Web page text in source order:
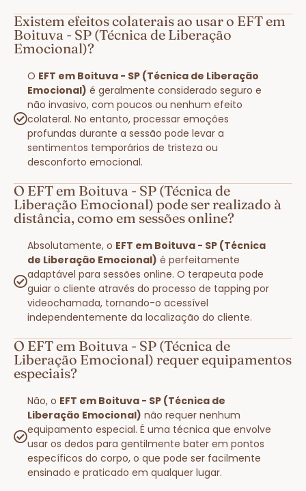
Existem efeitos colaterais ao usar o EFT em
Boituva - SP (Técnica de Liberação
Emocional)?
O EFT em Boituva - SP (Técnica de Liberação
Emocional) é geralmente considerado seguro e
não invasivo, com poucos ou nenhum efeito
colateral. No entanto, processar emoções
profundas durante a sessão pode levar a
sentimentos temporários de tristeza ou
desconforto emocional.
O EFT em Boituva - SP (Técnica de
Liberação Emocional) pode ser realizado à
distância, como em sessões online?
Absolutamente, o EFT em Boituva - SP (Técnica
de Liberação Emocional) é perfeitamente
adaptável para sessões online. O terapeuta pode
guiar o cliente através do processo de tapping por
videochamada, tornando-o acessível
independentemente da localização do cliente.
O EFT em Boituva - SP (Técnica de
Liberação Emocional) requer equipamentos
especiais?
Não, o EFT em Boituva - SP (Técnica de
Liberação Emocional) não requer nenhum
equipamento especial. É uma técnica que envolve
usar os dedos para gentilmente bater em pontos
específicos do corpo, o que pode ser facilmente
ensinado e praticado em qualquer lugar.